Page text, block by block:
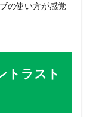
の使い方が感覚
トラスト